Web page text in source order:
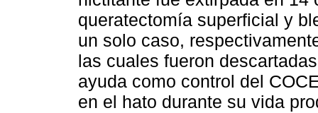
queratectomía superficial y
un solo caso,
las cuales fueron
ayuda como control del
en el hato durante su vida